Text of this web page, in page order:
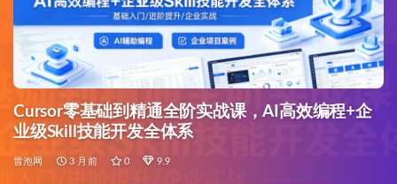
Cursor零基础到精通全阶实战课，AI高效编程+企
业级Skill技能开发全体系
冒泡网 3 月前 0 9.9